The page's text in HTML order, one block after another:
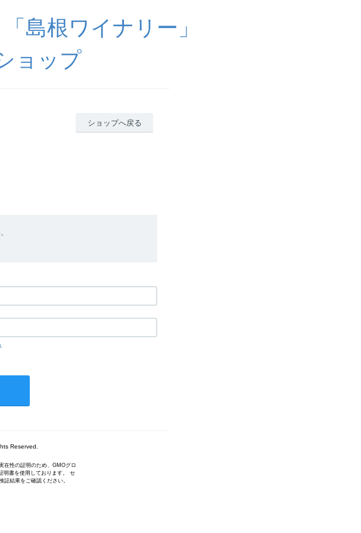
島根ワイナリー」
ョップ
ショップへ戻る
Reserved.
在性の証明のため、GMOグロ
明書を使用しております。 セ
証結果をご確認ください。